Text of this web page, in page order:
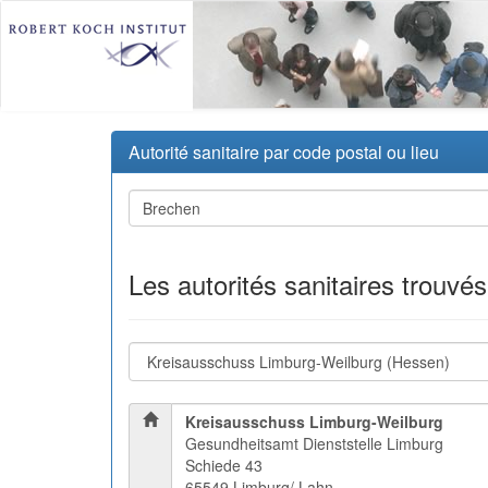
Autorité sanitaire par code postal ou lieu
Les autorités sanitaires
Kreisausschuss Limburg-Weilburg
Gesundheitsamt Dienststelle Limburg
Schiede 43